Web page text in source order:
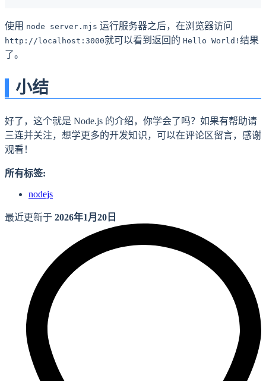
使用 node server.mjs 运行服务器之后，在浏览器访问
http://localhost:3000就可以看到返回的 Hello World! 结果
了。
小结
好了，这个就是 Node.js 的介绍，你学会了吗？如果有帮助请
三连并关注，想学更多的开发知识，可以在评论区留言，感谢
观看！
所有标签:
nodejs
最近更新于 2026年1月20日